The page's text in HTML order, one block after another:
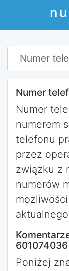
Numer
Numer
numerem
telefonu
przez
zwiążku z
numerów
601074036
Poniżej